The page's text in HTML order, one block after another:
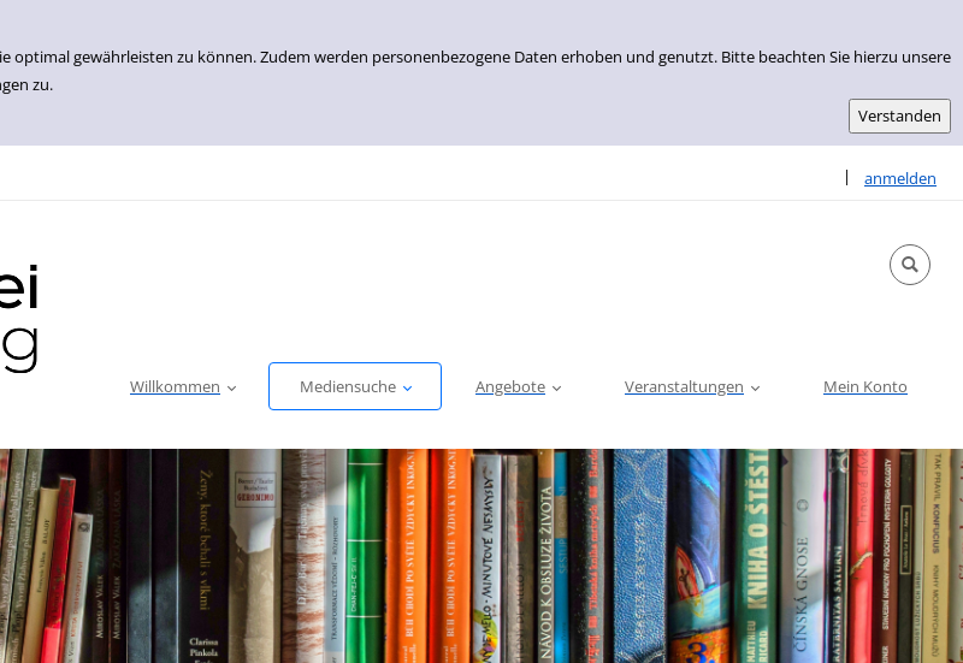
optimal gewährleisten zu können. Zudem werden personenbezogene Daten erhoben und genutzt. Bitte beachten Sie hierzu unsere
zu.
| anmelden
Sprache
Willkommen Mediensuche Angebote Veranstaltungen Mein Konto